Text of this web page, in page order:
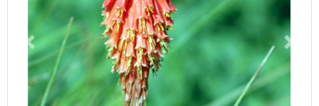
Previous Next